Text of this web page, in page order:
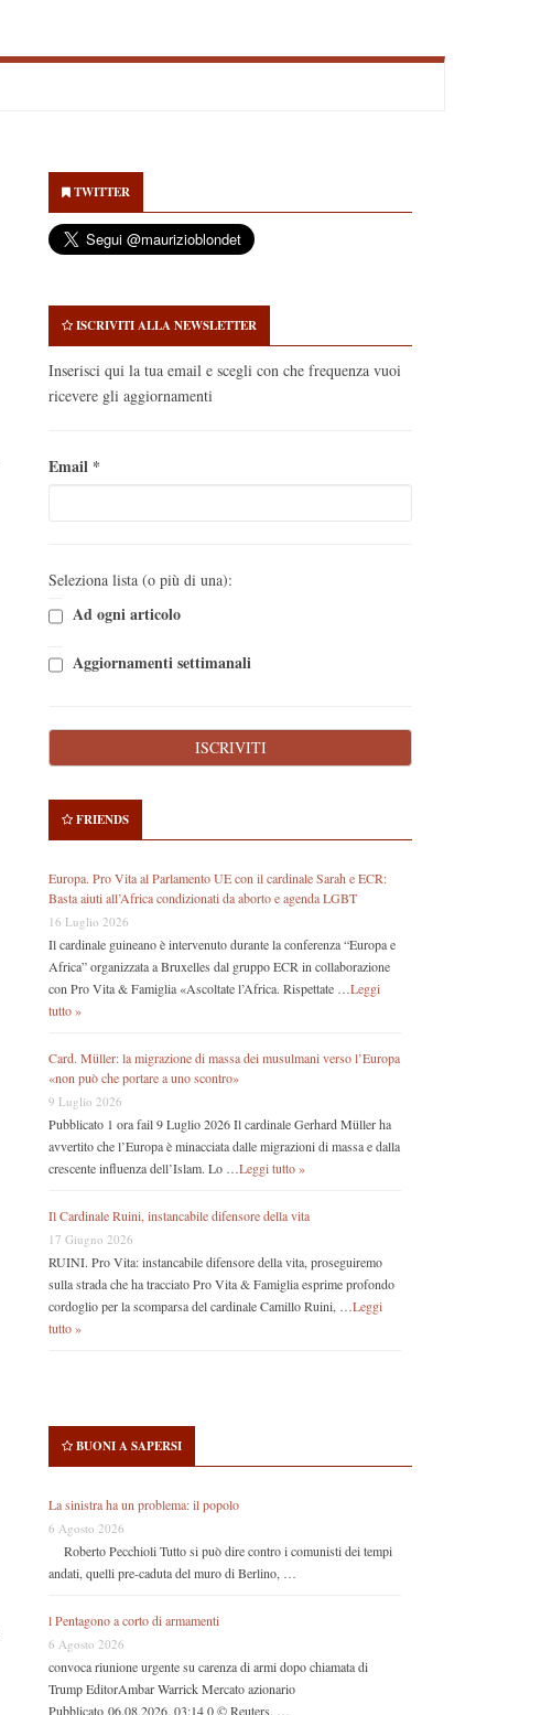
Sidebar
TWITTER
ISCRIVITI ALLA NEWSLETTER
Inserisci qui la tua email e scegli con che frequenza vuoi
ricevere gli aggiornamenti
Email *
Seleziona lista (o più di una):
Ad ogni articolo
Aggiornamenti settimanali
FRIENDS
Europa. Pro Vita al Parlamento UE con il cardinale Sarah e ECR:
Basta aiuti all’Africa condizionati da aborto e agenda LGBT
16 Luglio 2026
Il cardinale guineano è intervenuto durante la conferenza “Europa e
Africa” organizzata a Bruxelles dal gruppo ECR in collaborazione
con Pro Vita & Famiglia «Ascoltate l’Africa. Rispettate … Leggi
tutto »
Card. Müller: la migrazione di massa dei musulmani verso l’Europa
«non può che portare a uno scontro»
9 Luglio 2026
Pubblicato 1 ora fail 9 Luglio 2026 Il cardinale Gerhard Müller ha
avvertito che l’Europa è minacciata dalle migrazioni di massa e dalla
crescente influenza dell’Islam. Lo … Leggi tutto »
Il Cardinale Ruini, instancabile difensore della vita
17 Giugno 2026
RUINI. Pro Vita: instancabile difensore della vita, proseguiremo
sulla strada che ha tracciato Pro Vita & Famiglia esprime profondo
cordoglio per la scomparsa del cardinale Camillo Ruini, … Leggi
tutto »
BUONI A SAPERSI
La sinistra ha un problema: il popolo
6 Agosto 2026
Roberto Pecchioli Tutto si può dire contro i comunisti dei tempi
andati, quelli pre-caduta del muro di Berlino, …
l Pentagono a corto di armamenti
6 Agosto 2026
convoca riunione urgente su carenza di armi dopo chiamata di
Trump EditorAmbar Warrick Mercato azionario
Pubblicato 06.08.2026, 03:14 0 © Reuters. …